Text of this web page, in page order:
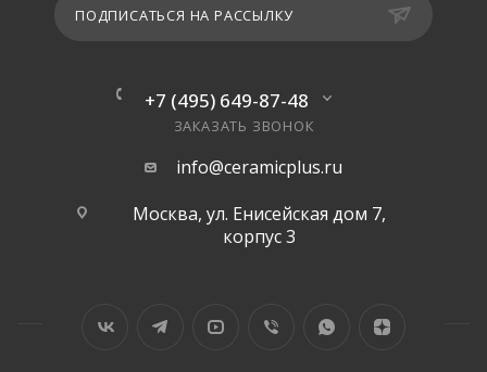
ПОДПИСАТЬСЯ НА РАССЫЛКУ
+7 (495) 649-87-48
ЗАКАЗАТЬ ЗВОНОК
info@ceramicplus.ru
Москва, ул. Енисейская дом 7,
корпус 3